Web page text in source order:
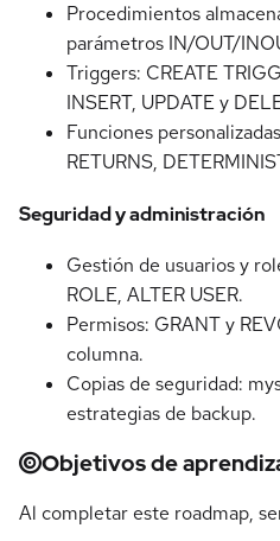
Procedimientos
parámetros IN/OUT/
Triggers: CREATE
INSERT, UPDATE y
Funciones
RETURNS,
Seguridad y administración
Gestión de usuarios y
ROLE, ALTER USER.
Permisos: GRANT y
columna.
Copias de seguridad:
estrategias de backup.
Objetivos de
Al completar este roadmap,